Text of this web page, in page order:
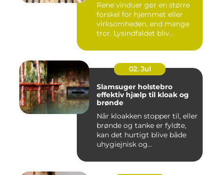
Rene vinduer gør en større
forskel for hjemmet eller
virksomheden, end mange
tror. Lysindfaldet bliv...
02. Jul
Slamsuger holstebro
effektiv hjælp til kloak og
brønde
Når kloakken stopper til, eller
brønde og tanke er fyldte,
kan det hurtigt blive både
uhygiejnisk og...